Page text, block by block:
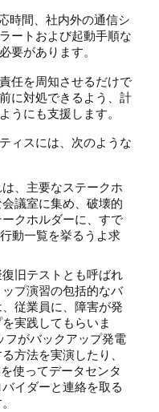
時間、社内外の通信シ
ートおよび起動手順な
要があります。
任を周知させるだけで
に対処できるよう、計
うにも支援します。
ィスには、次のような
は、主要なステークホ
議室に集め、破壊的
クホルダーに、すで
動一覧を挙るうよ求
旧テストとも呼ばれ
プ演習の包括的なバ
従業員に、障害が発
実践してもらいま
フがバックアップ発電
方法を実演したり、
使ってデータセンタ
イダーと連絡を取る